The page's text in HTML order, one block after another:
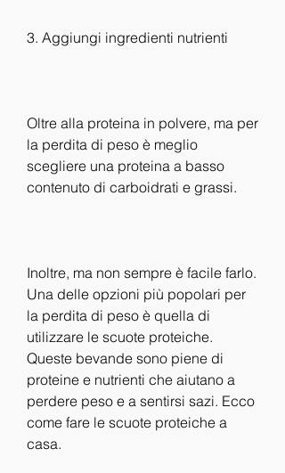
3. Aggiungi ingredienti nutrienti
Oltre alla proteina in polvere, ma per
la perdita di peso è meglio
scegliere una proteina a basso
contenuto di carboidrati e grassi.
Inoltre, ma non sempre è facile farlo.
Una delle opzioni più popolari per
la perdita di peso è quella di
utilizzare le scuote proteiche.
Queste bevande sono piene di
proteine e nutrienti che aiutano a
perdere peso e a sentirsi sazi. Ecco
come fare le scuote proteiche a
casa.